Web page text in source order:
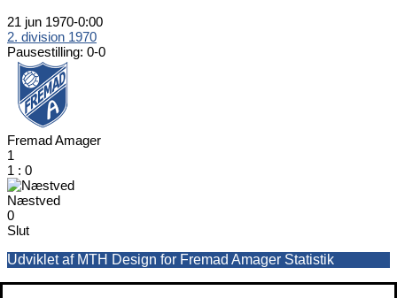
21 jun 1970-0:00
2. division 1970
Pausestilling: 0-0
Fremad Amager
1
1 : 0
Næstved
0
Slut
Udviklet af MTH Design for Fremad Amager Statistik